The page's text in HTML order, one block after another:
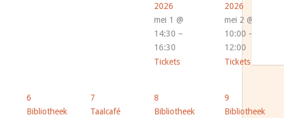
2026
mei 1 @
14:30 –
16:30
Tickets
2026
mei 2 @
10:00 –
12:00
Tickets
6
Bibliotheek
7
Taalcafé
8
Bibliotheek
9
Bibliotheek